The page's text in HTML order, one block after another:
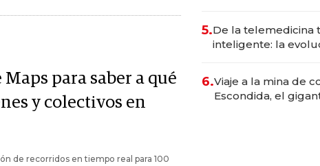
para saber a qué
y colectivos en
de recorridos en tiempo real para 100
5.De la telemedicina
inteligente: la
6.Viaje a la mina de
Escondida, el